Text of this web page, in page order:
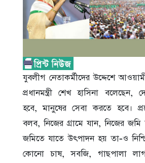
যুবলীগ নেতাকর্মীদের উদ্দেশে
প্রধানমন্ত্রী শেখ হাসিনা বলেছেন,
হবে, মানুষের সেবা করতে হবে।
বলব, নিজের গ্রামে যান, নিজের জমি
জমিতে যাতে উৎপাদন হয় তা-ও
কোনো চাষ, সবজি, গাছপালা